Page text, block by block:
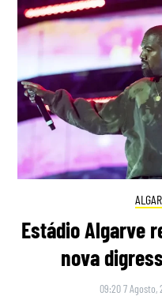
Estádio Algarve
nova
09:20 7 Agosto,